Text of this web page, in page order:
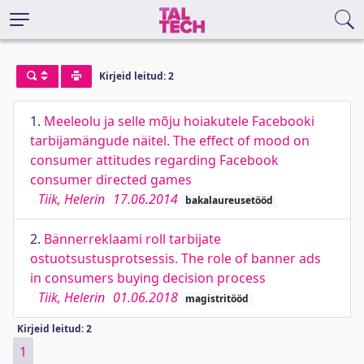
Kirjeid leitud: 2
1. Meeleolu ja selle mõju hoiakutele Facebooki
tarbijamängude näitel. The effect of mood on
consumer attitudes regarding Facebook
consumer directed games
Tiik, Helerin 17.06.2014 bakalaureusetööd
2. Bännerreklaami roll tarbijate
ostuotsustusprotsessis. The role of banner ads
in consumers buying decision process
Tiik, Helerin 01.06.2018 magistritööd
Kirjeid leitud: 2
1